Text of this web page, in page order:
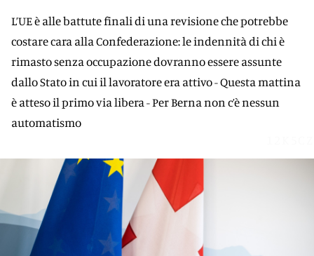
L’UE è alle battute finali di una revisione che potrebbe
costare cara alla Confederazione: le indennità di chi è
rimasto senza occupazione dovranno essere assunte
dallo Stato in cui il lavoratore era attivo - Questa mattina
è atteso il primo via libera - Per Berna non c’è nessun
automatismo